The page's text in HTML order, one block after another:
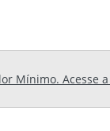
Mínimo. Acesse